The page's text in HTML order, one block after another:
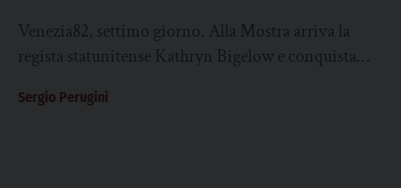
Venezia82, settimo giorno. Alla Mostra arriva la
regista statunitense Kathryn Bigelow e conquista
Sergio Perugini